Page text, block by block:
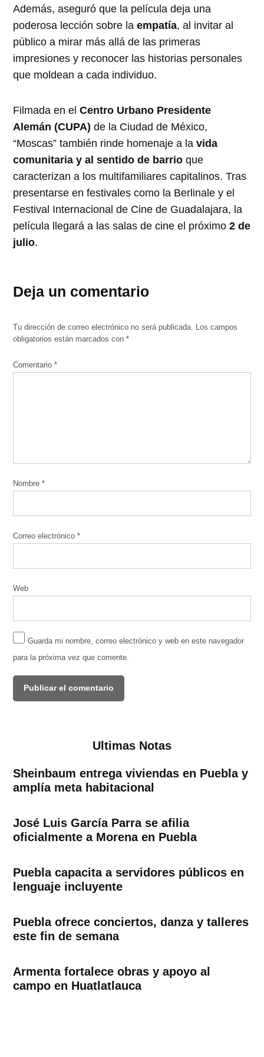
Además, aseguró que la película deja una
poderosa lección sobre laempatía, al invitar al
público a mirar más allá de las primeras
impresiones y reconocer las historias personales
que moldean a cada individuo.
Filmada en elCentro Urbano Presidente
Alemán (CUPA) de la Ciudad de México,
“Moscas” también rinde homenaje a lavida
comunitaria y al sentido de barrio que
caracterizan a los multifamiliares capitalinos. Tras
presentarse en festivales como la Berlinale y el
Festival Internacional de Cine de Guadalajara, la
película llegará a las salas de cine el próximo2 de
julio.
Deja un comentario
Tu dirección de correo electrónico no será publicada. Los campos
obligatorios están marcados con*
Comentario*
Nombre*
Correo electrónico*
Web
Guarda mi nombre, correo electrónico y web en este navegador
para la próxima vez que comente.
Ultimas Notas
Sheinbaum entrega viviendas en Puebla y
amplía meta habitacional
José Luis García Parra se afilia
oficialmente a Morena en Puebla
Puebla capacita a servidores públicos en
lenguaje incluyente
Puebla ofrece conciertos, danza y talleres
este fin de semana
Armenta fortalece obras y apoyo al
campo en Huatlatlauca